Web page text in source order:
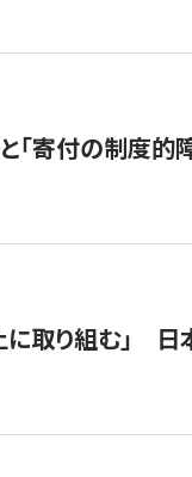
「寄付の制度
に取り組む」